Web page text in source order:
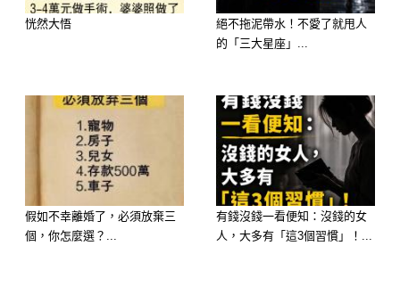
「鮮甜入庫」。妳的**「偏財運」**極
佳，不論是投資、中獎或是意外的獎
一個蹦出來。
選擇 C：酸辣湯 ——【福報：小人退
散，反敗為勝】
恍然大悟
絕不拖泥帶水！不愛了就甩人
的「三大星座」...
假如不幸離婚了，必須放棄三
個，你怎麼選？...
有錢沒錢一看便知：沒錢的女
人，大多有「這3個習慣」！...